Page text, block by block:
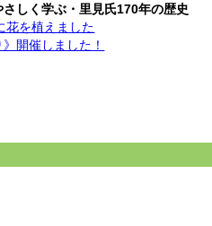
しく学ぶ・里見氏170年の歴史
花を植えました
開催しました！